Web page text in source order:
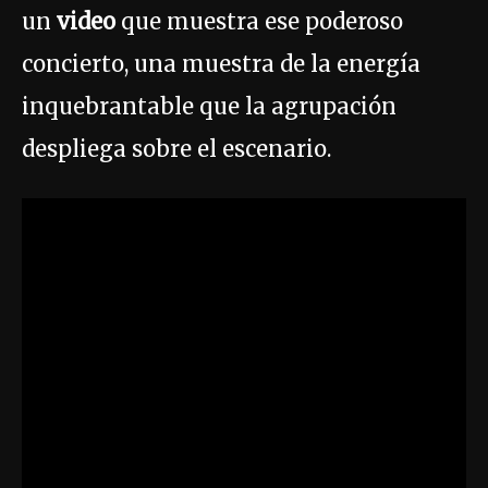
un videoque muestra ese poderoso
concierto, una muestra de la energía
inquebrantable que la agrupación
despliega sobre el escenario.